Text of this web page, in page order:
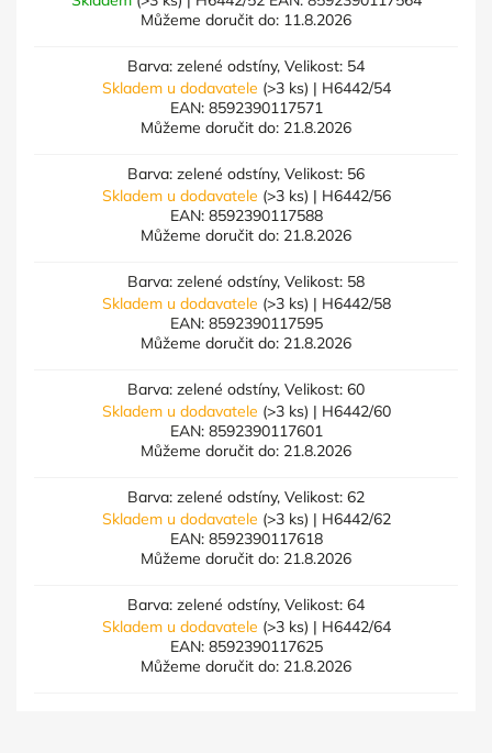
Můžeme doručit do: 11.8.2026
Barva: zelené odstíny, Velikost: 54
Skladem u dodavatele (>3 ks) | H6442/54
EAN: 8592390117571
Můžeme doručit do: 21.8.2026
Barva: zelené odstíny, Velikost: 56
Skladem u dodavatele (>3 ks) | H6442/56
EAN: 8592390117588
Můžeme doručit do: 21.8.2026
Barva: zelené odstíny, Velikost: 58
Skladem u dodavatele (>3 ks) | H6442/58
EAN: 8592390117595
Můžeme doručit do: 21.8.2026
Barva: zelené odstíny, Velikost: 60
Skladem u dodavatele (>3 ks) | H6442/60
EAN: 8592390117601
Můžeme doručit do: 21.8.2026
Barva: zelené odstíny, Velikost: 62
Skladem u dodavatele (>3 ks) | H6442/62
EAN: 8592390117618
Můžeme doručit do: 21.8.2026
Barva: zelené odstíny, Velikost: 64
Skladem u dodavatele (>3 ks) | H6442/64
EAN: 8592390117625
Můžeme doručit do: 21.8.2026